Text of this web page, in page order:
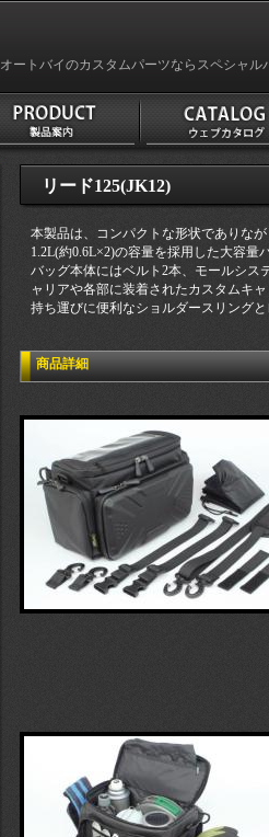
オートバイのカスタムパーツならスペシャル
リード125(JK12)
本製品は、コンパクトな形状でありな
1.2L(約0.6L×2)の容量を採用した大容量
バッグ本体にはベルト2本、モールシス
ャリアや各部に装着されたカスタムキ
持ち運びに便利なショルダースリング
商品詳細